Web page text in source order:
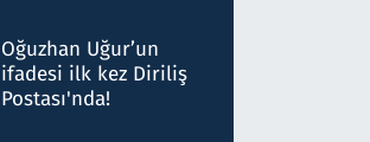
Oğuzhan Uğur’un
ifadesi ilk kez Diriliş
Postası'nda!